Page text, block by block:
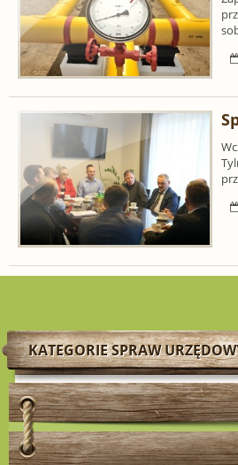
KATEGORIE SPRAW